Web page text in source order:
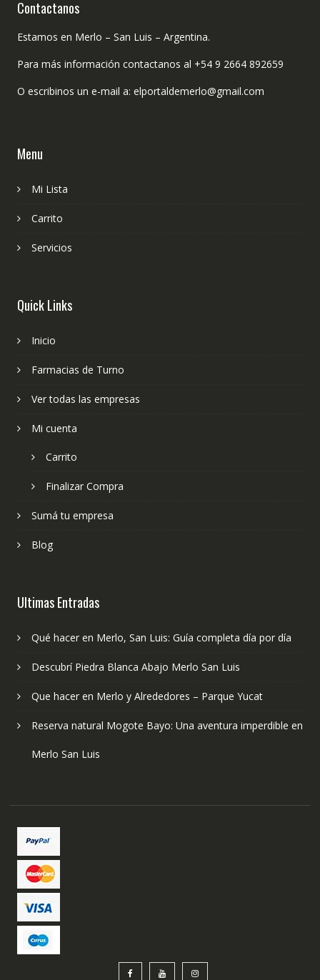
Contactanos
Estamos en Merlo – San Luis – Argentina.
Para más información contactanos al +54 9 2664 892659
O escribinos un e-mail a: elportaldemerlo@gmail.com
Menu
Mi Lista
Carrito
Servicios
Quick Links
Inicio
Farmacias de Turno
Ver todas las empresas
Mi cuenta
Carrito
Finalizar Compra
Sumá tu empresa
Blog
Ultimas Entradas
Qué hacer en Merlo, San Luis: Guía completa día por día
Descubrí Piedra Blanca Abajo Merlo San Luis
Que hacer en Merlo y Alrededores – Parque Yucat
Reserva natural Mogote Bayo: Una aventura imperdible en
Merlo San Luis